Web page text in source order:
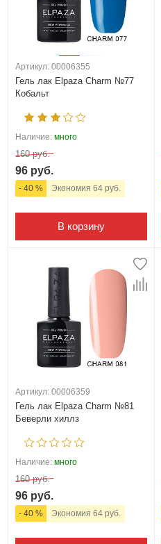
Артикул: 00006355
Гель лак Elpaza Charm №77
Кобальт
Наличие: много
160 руб.
96 руб.
- 40 % Экономия 64 руб.
В корзину
Артикул: 00006359
Гель лак Elpaza Charm №81
Беверли хиллз
Наличие: много
160 руб.
96 руб.
- 40 % Экономия 64 руб.